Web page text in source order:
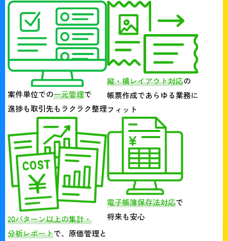
案件単位での一元管理で
進捗も取引先もラクラク整理
縦・横レイアウト対応の
帳票作成であらゆる業務に
フィット
20パターン以上の集計・
分析レポートで、原価管理と
電子帳簿保存法対応で
将来も安心